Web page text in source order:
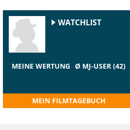
WATCHLIST
MEINE WERTUNG Ø MJ-USER (42)
MEIN FILMTAGEBUCH